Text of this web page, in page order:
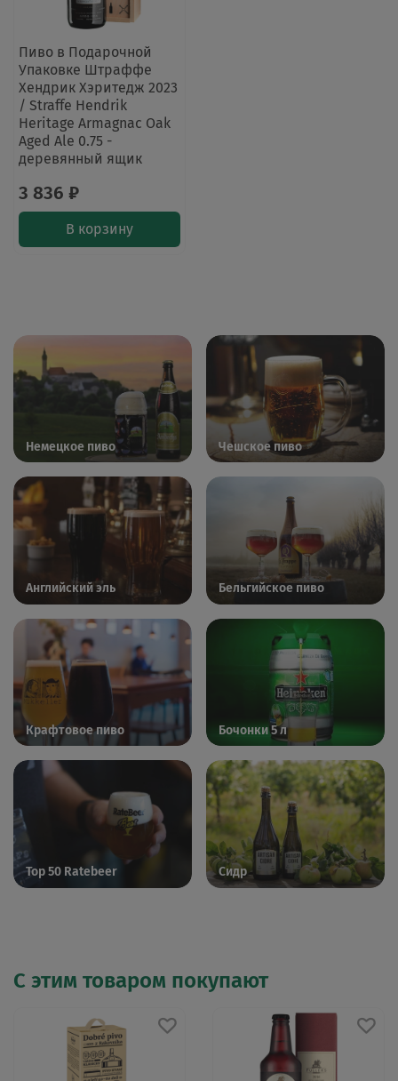
Пиво в Подарочной
Упаковке Штраффе
Хендрик Хэритедж 2023
/ Straffe Hendrik
Heritage Armagnac Oak
Aged Ale 0.75 -
деревянный ящик
3 836 ₽
В корзину
Немецкое пиво Чешское пиво
Английский эль Бельгийское пиво
Крафтовое пиво Бочонки 5 л
Top 50 Ratebeer Сидр
С этим товаром покупают